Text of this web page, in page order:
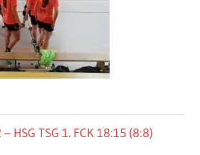
HSG TSG 1. FCK 18:15 (8:8)